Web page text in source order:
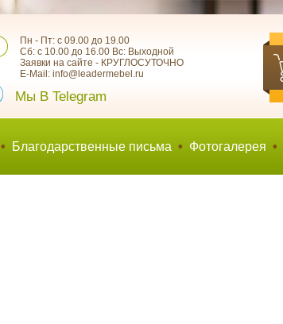
Пн - Пт: с 09.00 до 19.00
Сб: с 10.00 до 16.00 Вс: Выходной
Заявки на сайте - КРУГЛОСУТОЧНО
E-Mail: info@leadermebel.ru
Мы В Telegram
• Благодарственные письма • Фотогалерея •